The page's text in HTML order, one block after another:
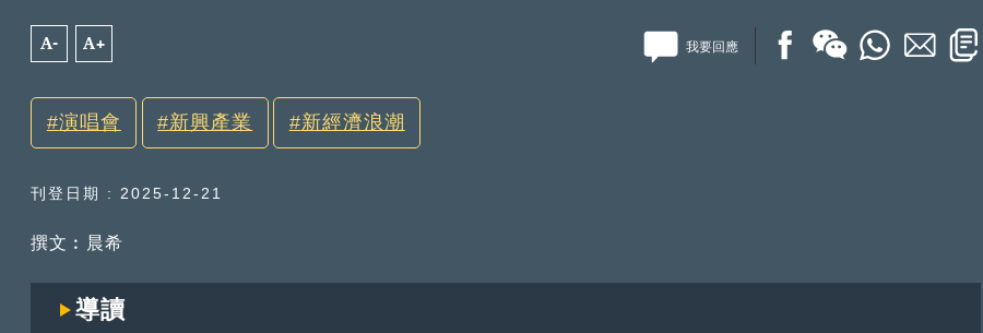
A- A+ 我要回應
演唱會 新興產業 新經濟浪潮
刊登日期 : 2025-12-21
撰文︰晨希
導讀